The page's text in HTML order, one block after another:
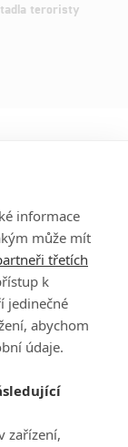
teroristy
PŘIHLÁSIT
REGISTROVAT
nám na e-mail
informace
může mít
třetích
k
jedinečné
abychom
údaje.
zařízení,